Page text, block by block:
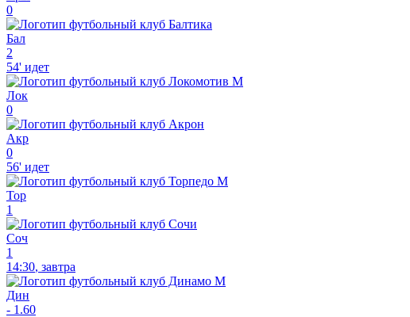
0
Бал
2
54' идет
Лок
0
Акр
0
56' идет
Тор
1
Соч
1
14:30, завтра
Дин
- 1.60